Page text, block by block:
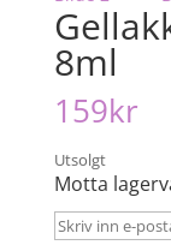
8ml
159kr
Utsolgt
Motta